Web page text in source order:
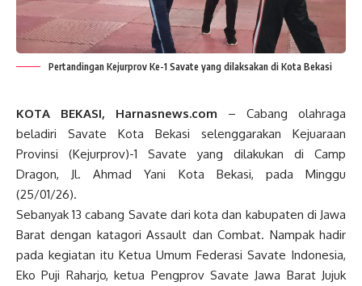
Pertandingan Kejurprov Ke-1 Savate yang dilaksakan di Kota Bekasi
KOTA BEKASI, Harnasnews.com – Cabang olahraga
beladiri Savate Kota Bekasi selenggarakan Kejuaraan
Provinsi (Kejurprov)-1 Savate yang dilakukan di Camp
Dragon, Jl. Ahmad Yani Kota Bekasi, pada Minggu
(25/01/26).
Sebanyak 13 cabang Savate dari kota dan kabupaten di Jawa
Barat dengan katagori Assault dan Combat. Nampak hadir
pada kegiatan itu Ketua Umum Federasi Savate Indonesia,
Eko Puji Raharjo, ketua Pengprov Savate Jawa Barat Jujuk